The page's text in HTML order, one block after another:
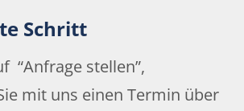
Schritt
“Anfrage stellen”,
mit uns einen Termin über